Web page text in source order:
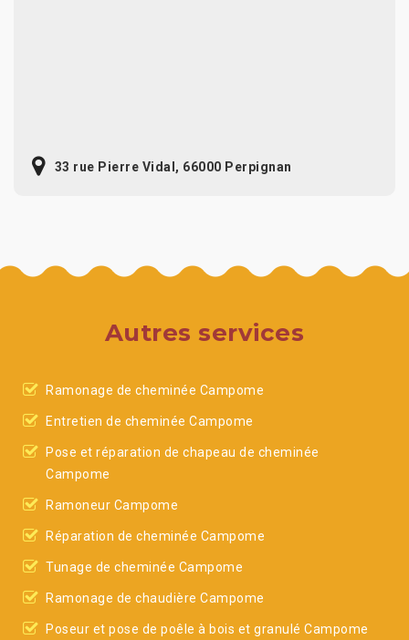
33 rue Pierre Vidal, 66000 Perpignan
Autres services
Ramonage de cheminée Campome
Entretien de cheminée Campome
Pose et réparation de chapeau de cheminée
Campome
Ramoneur Campome
Réparation de cheminée Campome
Tunage de cheminée Campome
Ramonage de chaudière Campome
Poseur et pose de poêle à bois et granulé Campome